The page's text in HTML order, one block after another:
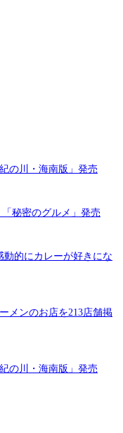
の川・海南版」発売
秘密のグルメ」発売
動的にカレーが好きにな
メンのお店を213店舗掲
の川・海南版」発売